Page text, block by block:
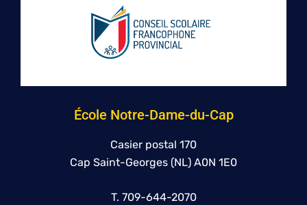
École Notre-Dame-du-Cap
Casier postal 170
Cap Saint-Georges (NL) A0N 1E0
T. 709-644-2070